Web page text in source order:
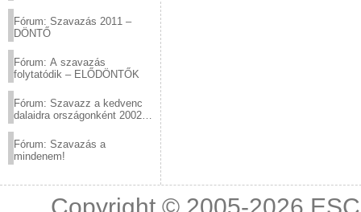
Fórum: Szavazás 2011 –
DÖNTŐ
Fórum: A szavazás
folytatódik – ELŐDÖNTŐK
Fórum: Szavazz a kedvenc
dalaidra országonként 2002
Fórum: Szavazás a
mindenem!